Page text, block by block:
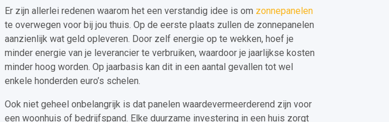
Er zijn allerlei redenen waarom het een verstandig idee is om zonnepanelen
te overwegen voor bij jou thuis. Op de eerste plaats zullen de zonnepanelen
aanzienlijk wat geld opleveren. Door zelf energie op te wekken, hoef je
minder energie van je leverancier te verbruiken, waardoor je jaarlijkse kosten
minder hoog worden. Op jaarbasis kan dit in een aantal gevallen tot wel
enkele honderden euro’s schelen.
Ook niet geheel onbelangrijk is dat panelen waardevermeerderend zijn voor
een woonhuis of bedrijfspand. Elke duurzame investering in een huis zorgt